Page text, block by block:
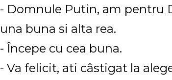
- Domnule Putin, am pentru
una buna si alta rea.
- Începe cu cea buna.
- Va felicit, ati câstigat la